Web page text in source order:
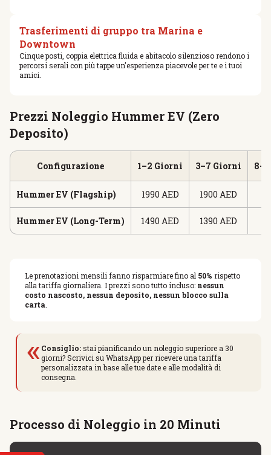
Trasferimenti di gruppo tra Marina e
Downtown
Cinque posti, coppia elettrica fluida e abitacolo silenzioso rendono i
percorsi serali con più tappe un'esperienza piacevole per te e i tuoi
amici.
Prezzi Noleggio Hummer EV (Zero
Deposito)
Configurazione 1–2 Giorni 3–7 Giorni
Hummer EV (Flagship) 1990 AED 1900 AED
Hummer EV (Long-Term) 1490 AED 1390 AED
Le prenotazioni mensili fanno risparmiare fino al 50% rispetto
alla tariffa giornaliera. I prezzi sono tutto incluso: nessun
costo nascosto, nessun deposito, nessun blocco sulla
carta
« Consiglio:stai pianificando un noleggio superiore a 30
giorni? Scrivici su WhatsApp per ricevere una tariffa
personalizzata in base alle tue date e alle modalità di
consegna.
Processo di Noleggio in 20 Minuti